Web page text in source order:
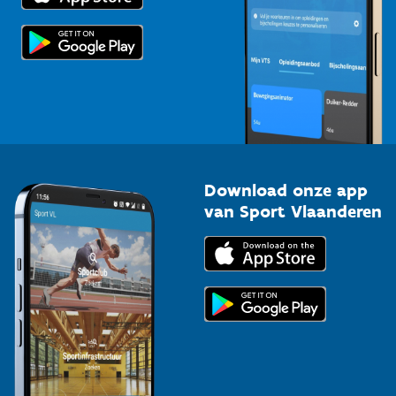
Topsporters
Download onze app
van Sport Vlaanderen